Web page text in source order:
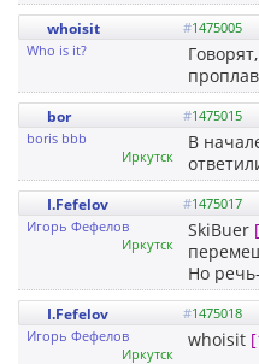
whoisit #1475005
Who is it?
bor #1475015
boris bbb
Иркутск
В
I.Fefelov #1475017
Игорь Фефелов
Иркутск
SkiBuer
Но
I.Fefelov #1475018
Игорь Фефелов
Иркутск
whoisit